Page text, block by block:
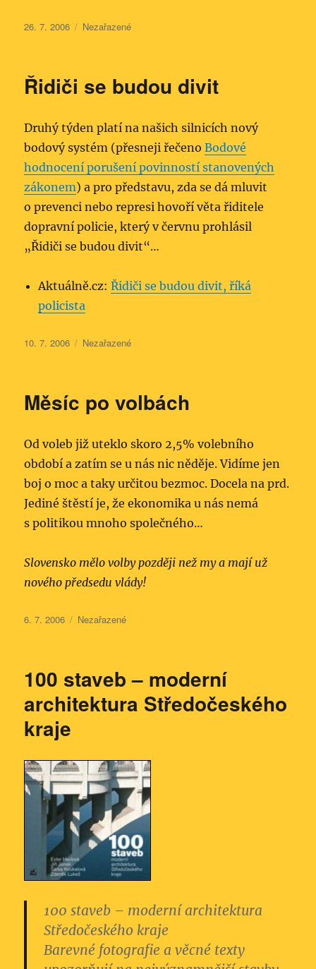
Publikováno:
26. 7. 2006 Rubriky:
Nezařazené
Řidiči se budou divit
Druhý týden platí na našich silnicích nový
bodový systém (přesneji řečenoBodové
hodnocení porušení povinností stanovených
zákonem) a pro představu, zda se dá mluvit
o prevenci nebo represi hovoří věta řiditele
dopravní policie, který v červnu prohlásil
„Řidiči se budou divit“…
Aktuálně.cz:Řidiči se budou divit, říká
policista
Publikováno:
10. 7. 2006 Rubriky:
Nezařazené
Měsíc po volbách
Od voleb již uteklo skoro 2,5% volebního
období a zatím se u nás nic něděje. Vidíme jen
boj o moc a taky určitou bezmoc. Docela na prd.
Jediné štěstí je, že ekonomika u nás nemá
s politikou mnoho společného…
Slovensko mělo volby později než my a mají už
nového předsedu vlády!
Publikováno:
6. 7. 2006 Rubriky:
Nezařazené
100 staveb – moderní
architektura Středočeského
kraje
100 staveb – moderní architektura
Středočeského kraje
Barevné fotografie a věcné texty